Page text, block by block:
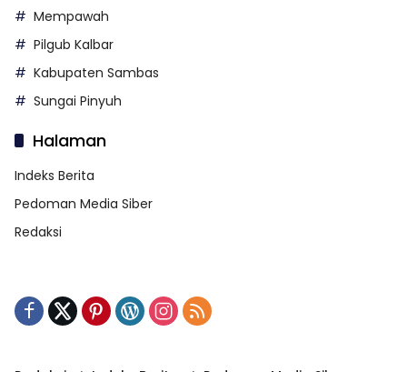
Mempawah
Pilgub Kalbar
Kabupaten Sambas
Sungai Pinyuh
Halaman
Indeks Berita
Pedoman Media Siber
Redaksi